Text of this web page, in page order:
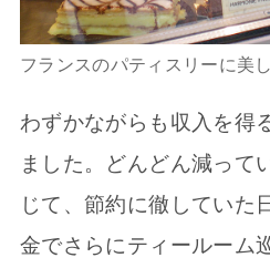
フランスのパティスリーに美
わずかながらも収入を得
ました。どんどん減って
じて、節約に徹していた
金でさらにティールーム